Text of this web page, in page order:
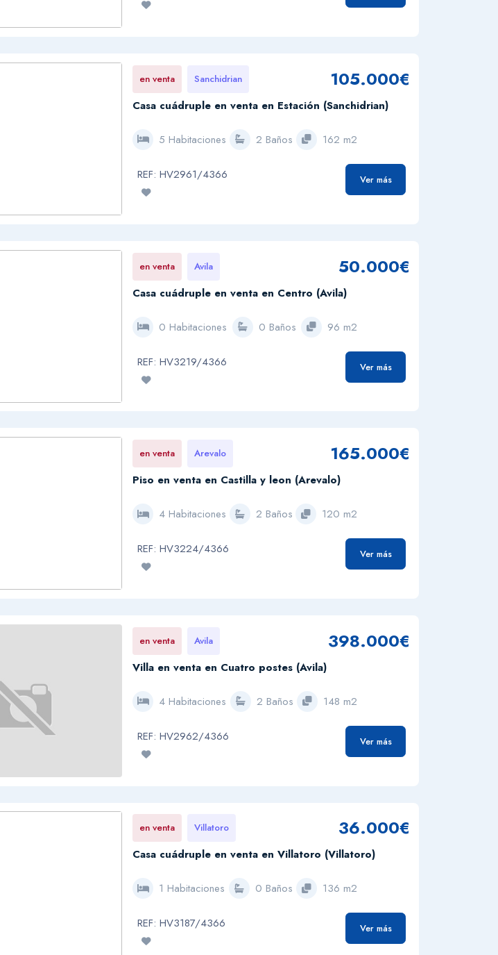
en venta Sanchidrian 105.000€
Casa cuádruple en venta en Estación (Sanchidrian)
5 Habitaciones 2 Baños 162 m2
REF: HV2961/4366 Ver más
en venta Avila 50.000€
Casa cuádruple en venta en Centro (Avila)
0 Habitaciones 0 Baños 96 m2
REF: HV3219/4366 Ver más
en venta Arevalo 165.000€
Piso en venta en Castilla y leon (Arevalo)
4 Habitaciones 2 Baños 120 m2
REF: HV3224/4366 Ver más
en venta Avila 398.000€
Villa en venta en Cuatro postes (Avila)
4 Habitaciones 2 Baños 148 m2
REF: HV2962/4366 Ver más
en venta Villatoro 36.000€
Casa cuádruple en venta en Villatoro (Villatoro)
1 Habitaciones 0 Baños 136 m2
REF: HV3187/4366 Ver más